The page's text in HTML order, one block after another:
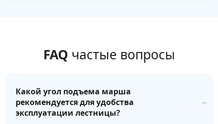
FAQ частые вопросы
Какой угол подъема марша
рекомендуется для удобства
эксплуатации лестницы?